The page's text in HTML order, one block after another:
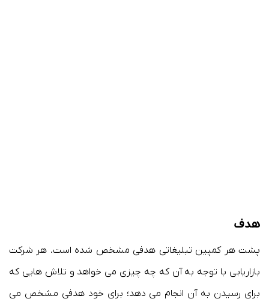
هدف
پشت هر کمپین تبلیغاتی هدفی مشخص شده است. هر شرکت
بازاریابی با توجه به آن که چه چیزی می خواهد و تلاش هایی که
برای رسیدن به آن انجام می دهد؛ برای خود هدفی مشخص می